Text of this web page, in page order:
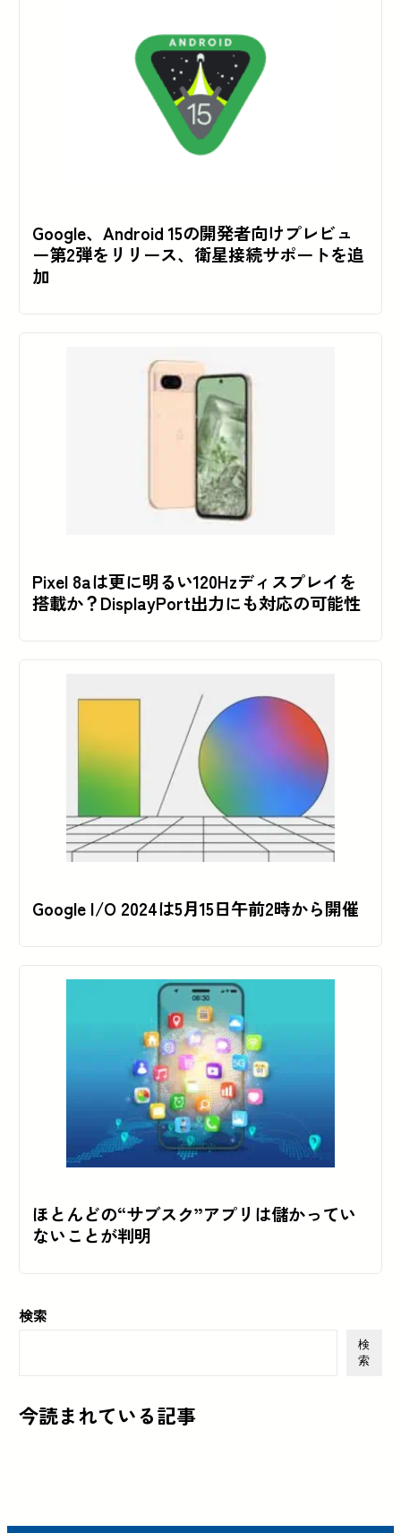
Google、Android 15の開発者向けプレビュ
ー第2弾をリリース、衛星接続サポートを追
加
Pixel 8aは更に明るい120Hzディスプレイを
搭載か？DisplayPort出力にも対応の可能性
Google I/O 2024は5月15日午前2時から開催
ほとんどの“サブスク”アプリは儲かってい
ないことが判明
検索
検
索
今読まれている記事